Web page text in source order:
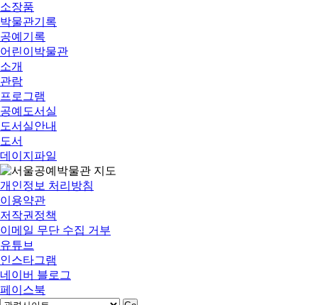
소장품
박물관기록
공예기록
어린이박물관
소개
관람
프로그램
공예도서실
도서실안내
도서
데이지파일
개인정보 처리방침
이용약관
저작권정책
이메일 무단 수집 거부
유튜브
인스타그램
네이버 블로그
페이스북